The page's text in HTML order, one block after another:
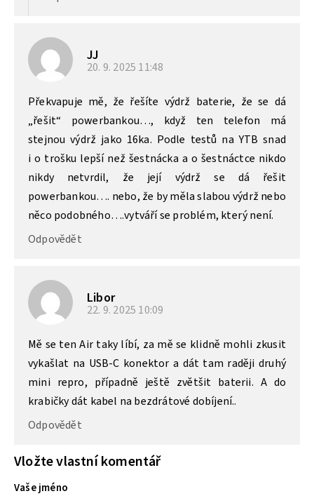
JJ
20. 9. 2025 11:48
Překvapuje mě, že řešíte výdrž baterie, že se dá
„řešit“ powerbankou…, když ten telefon má
stejnou výdrž jako 16ka. Podle testů na YTB snad
i o trošku lepší než šestnácka a o šestnáctce nikdo
nikdy netvrdil, že její výdrž se dá řešit
powerbankou…. nebo, že by měla slabou výdrž nebo
něco podobného….vytváří se problém, který není.
Odpovědět
Libor
22. 9. 2025 10:09
Mě se ten Air taky líbí, za mě se klidně mohli zkusit
vykašlat na USB-C konektor a dát tam raději druhý
mini repro, případně ještě zvětšit baterii. A do
krabičky dát kabel na bezdrátové dobíjení..
Odpovědět
Vložte vlastní komentář
Vaše jméno